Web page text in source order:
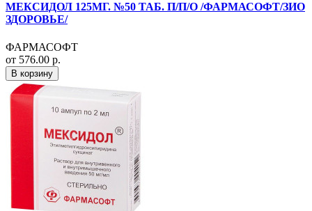
МЕКСИДОЛ 125МГ. №50 ТАБ. П/П/О /ФАРМАСОФТ/ЗИО
ЗДОРОВЬЕ/
ФАРМАСОФТ
от 576.00 р.
В корзину